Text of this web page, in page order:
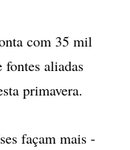
com 35 mil
fontes aliadas
primavera.
façam mais -